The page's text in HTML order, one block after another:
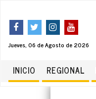
Jueves, 06 de Agosto de 2026
INICIO REGIONAL